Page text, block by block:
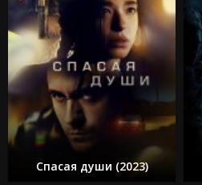
Спасая души (2023)